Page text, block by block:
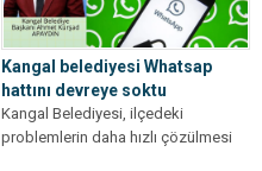
Kangal belediyesi Whatsap
hattını devreye soktu
Kangal Belediyesi, ilçedeki
problemlerin daha hızlı çözülmesi